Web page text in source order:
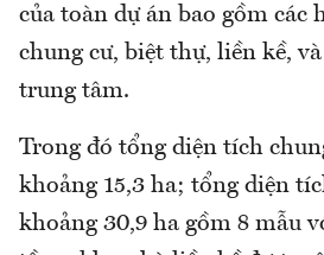
của toàn dự án bao gồm các
chung cư, biệt thự, liền kề,
trung tâm.
Trong đó tổng diện tích
khoảng 15,3 ha; tổng diện
khoảng 30,9 ha gồm 8 mẫu